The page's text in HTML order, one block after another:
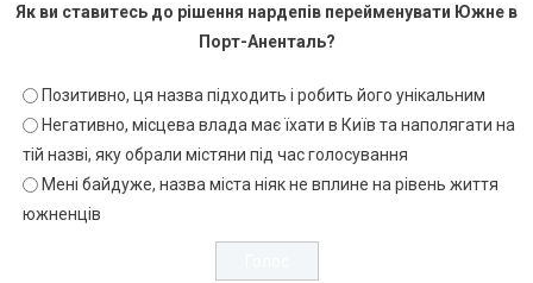
Як ви ставитесь до рішення нардепів перейменувати Южне в
Порт-Аненталь?
Позитивно, ця назва підходить і робить його унікальним
Негативно, місцева влада має їхати в Київ та наполягати на
тій назві, яку обрали містяни під час голосування
Мені байдуже, назва міста ніяк не вплине на рівень життя
южненців